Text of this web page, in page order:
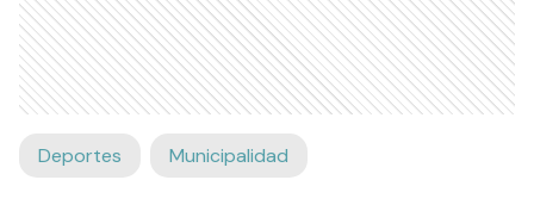
Deportes Municipalidad